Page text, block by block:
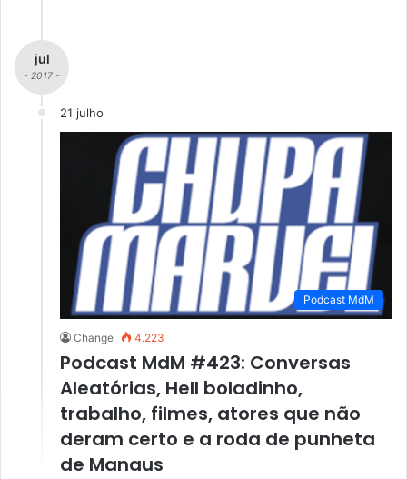
jul
- 2017 -
21 julho
Podcast MdM
Change 4.223
Podcast MdM #423: Conversas
Aleatórias, Hell boladinho,
trabalho, filmes, atores que não
deram certo e a roda de punheta
de Manaus